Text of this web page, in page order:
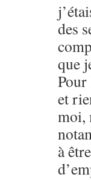
des
que
et
moi,
à